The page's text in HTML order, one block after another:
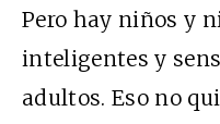
Pero hay niños y
inteligentes y
adultos. Eso no